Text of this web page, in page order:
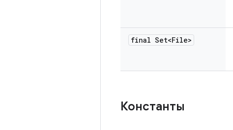
final Set<File>
Константы